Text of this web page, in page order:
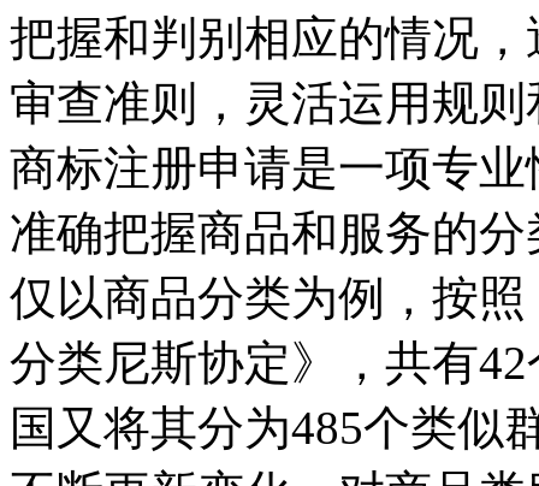
把握和判别相应的情况
审查准则，灵活运用规
商标注册申请是一项专
准确把握商品和服务的
仅以商品分类为例，按
分类尼斯协定》，共有
国又将其分为485个类似